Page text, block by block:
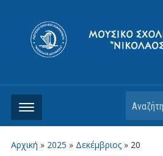
Αρχική » 2025 » Δεκέμβριος» 20